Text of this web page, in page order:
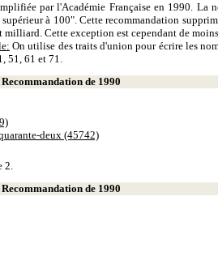
par l'Académie Française en 1990.
à 100". Cette recommandation
Cette exception est cependant de
On utilise des traits d'union pour écrire les
51, 61 et 71.
Recommandation de 1990
deux (45742)
2.
Recommandation de 1990